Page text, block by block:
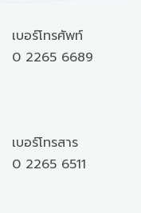
เบอร์โทรศัพท์
0 2265 6689
เบอร์โทรสาร
0 2265 6511